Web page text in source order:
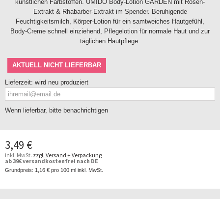
künstlichen Farbstoffen. UMIDO Body-Lotion GARDEN mit Rosen-
Extrakt & Rhabarber-Extrakt im Spender. Beruhigende
Feuchtigkeitsmilch, Körper-Lotion für ein samtweiches Hautgefühl,
Body-Creme schnell einziehend, Pflegelotion für normale Haut und zur
täglichen Hautpflege.
AKTUELL NICHT LIEFERBAR
Lieferzeit: wird neu produziert
Wenn lieferbar, bitte benachrichtigen
3,49 €
inkl. MwSt. zzgl. Versand + Verpackung
ab 39€ versandkostenfrei nach DE
Grundpreis: 1,16 € pro 100 ml inkl. MwSt.